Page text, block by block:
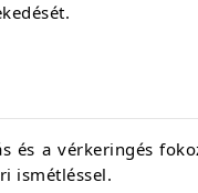
a vérkeringés
ismétléssel.